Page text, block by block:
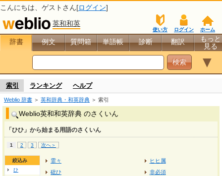
こんにちは、 ゲスト さん[ログイン]
英和和英
ホーム
ログイン
使い方
辞書 例文 質問箱 単語帳 診断 翻訳
もっと
見る
▼
索引 ランキング ヘルプ
Weblio 辞書 ＞ 英和辞典・和英辞典 ＞ 索引
Weblio英和和英辞典 のさくいん
「ひひ」から始まる用語のさくいん
1 2 3 次へ＞
絞込み
ひ
霏々
砒ひ
ヒヒ属
非必須